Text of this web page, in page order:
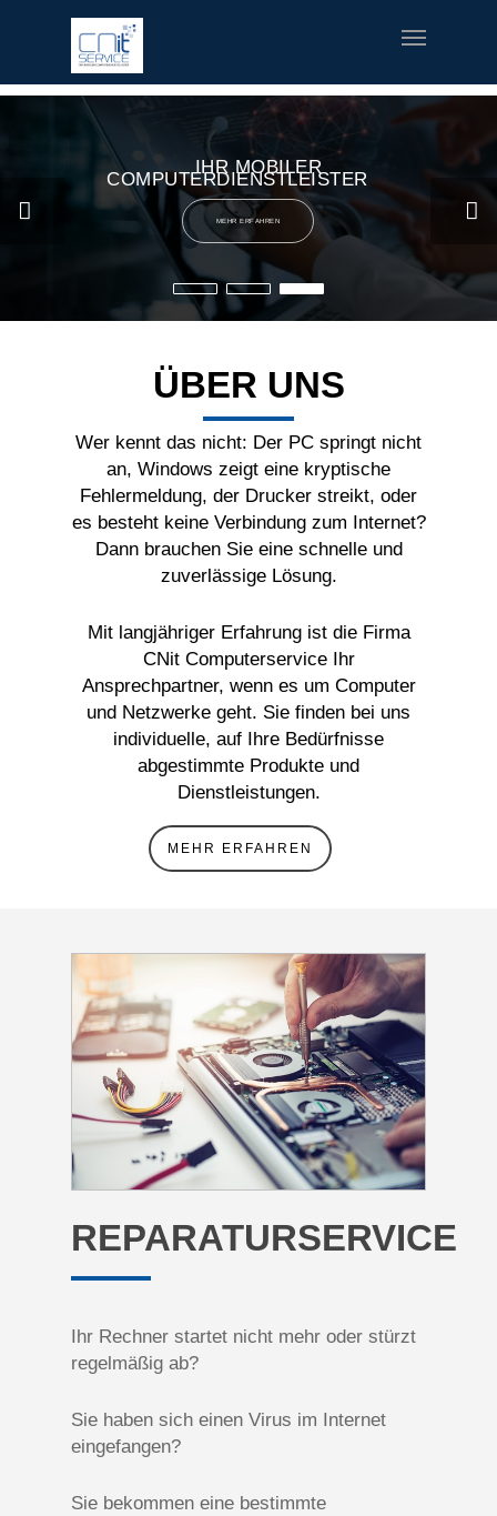
fred meyer gift card
fusion coupons build a bear printable coupon 10
rush music
special welcome coupon
IHR MOBILER
COMPUTERDIENSTLEISTER
MEHR ERFAHREN
ÜBER UNS
Wer kennt das nicht: Der PC springt nicht
an, Windows zeigt eine kryptische
Fehlermeldung, der Drucker streikt, oder
es besteht keine Verbindung zum Internet?
Dann brauchen Sie eine schnelle und
zuverlässige Lösung.
Mit langjähriger Erfahrung ist die Firma
CNit Computerservice Ihr
Ansprechpartner, wenn es um Computer
und Netzwerke geht. Sie finden bei uns
individuelle, auf Ihre Bedürfnisse
abgestimmte Produkte und
Dienstleistungen.
MEHR ERFAHREN
REPARATURSERVICE
Ihr Rechner startet nicht mehr oder stürzt
regelmäßig ab?
Sie haben sich einen Virus im Internet
eingefangen?
Sie bekommen eine bestimmte